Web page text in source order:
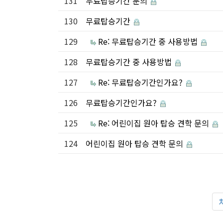
130
무료탑승기간
129
Re: 무료탑승기간 중 사용방법
128
무료탑승기간 중 사용방법
127
Re: 무료탑승기간인가요?
126
무료탑승기간인가요?
125
Re: 어린이집 원아 탑승 견학 문의
124
어린이집 원아 탑승 견학 문의